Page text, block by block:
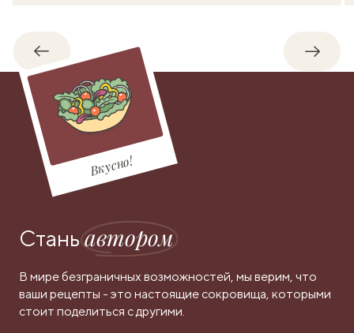
Обратно
Вкусно!
Станьавтором
В мире безграничных возможностей, мы верим, что
ваши рецепты - это настоящие сокровища, которыми
стоит поделиться с другими.